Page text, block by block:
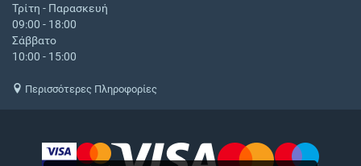
Τρίτη - Παρασκευή
09:00 - 18:00
Σάββατο
10:00 - 15:00
Περισσότερες Πληροφορίες